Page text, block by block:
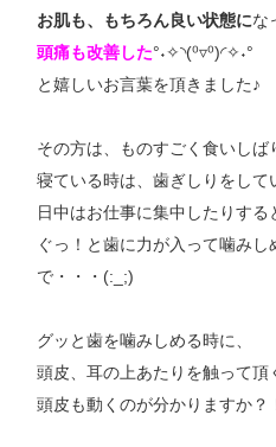
お肌も、もちろん良い状態にな
頭痛も改善した°˖✧◝(⁰▿⁰)◜✧˖°
と嬉しいお言葉を頂きました♪
その方は、ものすごく食いしば
寝ている時は、歯ぎしりをして
日中はお仕事に集中したりする
ぐっ！と歯に力が入って噛みし
で・・・(:_;)
グッと歯を噛みしめる時に、
頭皮、耳の上あたりを触って頂
頭皮も動くのが分かりますか？